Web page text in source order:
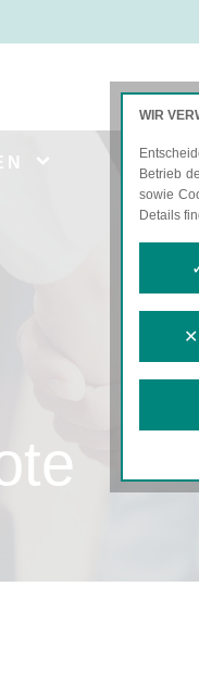
WIR
Betrieb
sowie
Details